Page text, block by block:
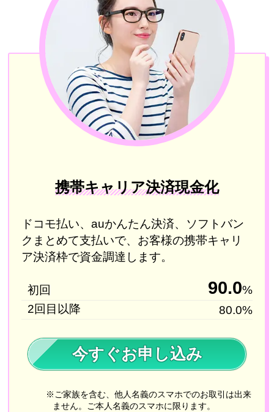
携帯キャリア決済現金化
ドコモ払い、auかんたん決済、ソフトバン
クまとめて支払いで、お客様の携帯キャリ
ア決済枠で資金調達します。
初回 90.0%
2回目以降
80.0%
今すぐお申し込み
※ご家族を含む、他人名義のスマホでのお取引は出来
ません。ご本人名義のスマホに限ります。